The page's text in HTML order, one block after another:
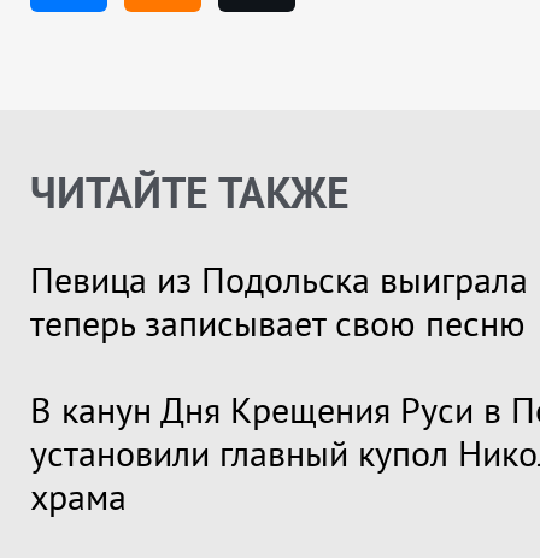
ЧИТАЙТЕ ТАКЖЕ
Певица из Подольска выиграла
теперь записывает свою песню
В канун Дня Крещения Руси в
установили главный купол
храма